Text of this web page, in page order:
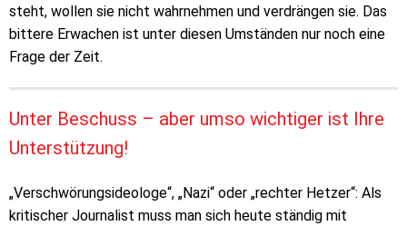
steht, wollen sie nicht wahrnehmen und verdrängen sie. Das
bittere Erwachen ist unter diesen Umständen nur noch eine
Frage der Zeit.
Unter Beschuss – aber umso wichtiger ist Ihre
Unterstützung!
„Verschwörungsideologe“, „Nazi“ oder „rechter Hetzer“: Als
kritischer Journalist muss man sich heute ständig mit